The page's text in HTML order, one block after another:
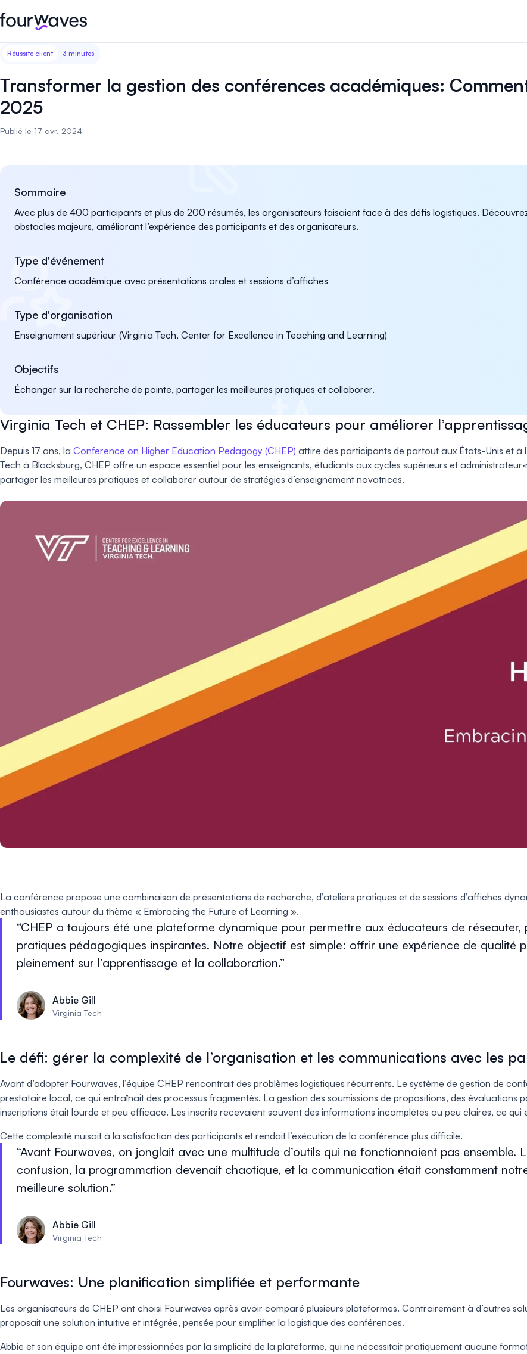
Site web événementiel
d'événement moderne et
paiements en ligne pour votre
Gestion des résumés
Programme
facilement le programme de
votre événement.
Organisez des sessions
d'affiches virtuelles
Blogue
Notre histoire
Carrières 🤝
Contactez-nous
Récits de clients
Témoignages ❤️
Réussite client 3 minutes
Transformer la gestion des conférences académiques:
2025
Publié le 17 avr. 2024
Sommaire
Avec plus de 400 participants et plus de 200 résumés, les organisateurs faisaient face à des défis logistiques.
obstacles majeurs, améliorant l’expérience des participants et des organisateurs.
Type d'événement
Conférence académique avec présentations orales et sessions d’affiches
Type d'organisation
Enseignement supérieur (Virginia Tech, Center for Excellence in Teaching and Learning)
Objectifs
Échanger sur la recherche de pointe, partager les meilleures pratiques et collaborer.
Virginia Tech et CHEP: Rassembler les éducateurs pour améliorer
Depuis 17 ans, la Conference on Higher Education Pedagogy (CHEP) attire des participants de partout aux États-Unis et à
Tech à Blacksburg, CHEP offre un espace essentiel pour les enseignants, étudiants aux cycles supérieurs et
partager les meilleures pratiques et collaborer autour de stratégies d’enseignement novatrices.
La conférence propose une combinaison de présentations de recherche, d’ateliers pratiques et de sessions d’affiches
enthousiastes autour du thème « Embracing the Future of Learning ».
CHEP a toujours été une plateforme dynamique pour permettre aux éducateurs de
pratiques pédagogiques inspirantes. Notre objectif est simple: offrir une expérience de qualité
pleinement sur l’apprentissage et la collaboration.
Abbie Gill
Virginia Tech
Le défi: gérer la complexité de l’organisation et les communications avec les
Avant d’adopter Fourwaves, l’équipe CHEP rencontrait des problèmes logistiques récurrents. Le système de gestion de
prestataire local, ce qui entraînait des processus fragmentés. La gestion des soumissions de propositions, des évaluations
inscriptions était lourde et peu efficace. Les inscrits recevaient souvent des informations incomplètes ou peu claires, ce
Cette complexité nuisait à la satisfaction des participants et rendait l’exécution de la conférence plus difficile.
Avant Fourwaves, on jonglait avec une multitude d’outils qui ne fonctionnaient pas ensemble.
confusion, la programmation devenait chaotique, et la communication était constamment
meilleure solution.
Abbie Gill
Virginia Tech
Fourwaves: Une planification simplifiée et performante
Les organisateurs de CHEP ont choisi Fourwaves après avoir comparé plusieurs plateformes. Contrairement à d’autres
proposait une solution intuitive et intégrée, pensée pour simplifier la logistique des conférences.
Abbie et son équipe ont été impressionnées par la simplicité de la plateforme, qui ne nécessitait pratiquement aucune